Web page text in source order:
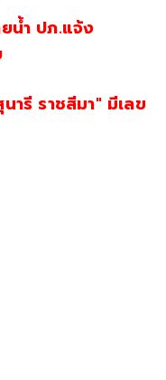
น้ำ ปภ.แจ้ง
ารี ราชสีมา" มีเลข